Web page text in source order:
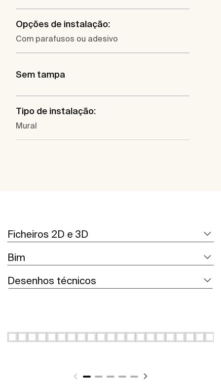
Opções de instalação:
Com parafusos ou adesivo
Sem tampa
Tipo de instalação:
Mural
Ficheiros 2D e 3D
Bim
Desenhos técnicos